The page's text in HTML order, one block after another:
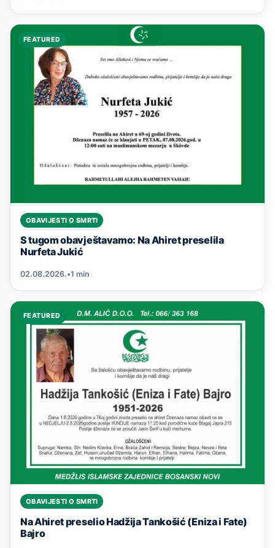
FEATURED
OBAVIJESTI O SMRTI
S tugom obavještavamo: Na Ahiret preselila
Nurfeta Jukić
02.08.2026.•1 min
FEATURED
OBAVIJESTI O SMRTI
Na Ahiret preselio Hadžija Tankošić (Eniza i Fate)
Bajro